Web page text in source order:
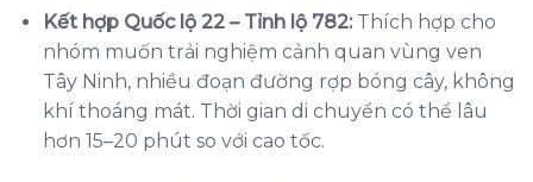
Kết hợp Quốc lộ 22 – Tỉnh lộ 782:Thích hợp cho
nhóm muốn trải nghiệm cảnh quan vùng ven
Tây Ninh, nhiều đoạn đường rợp bóng cây, không
khí thoáng mát. Thời gian di chuyển có thể lâu
hơn 15–20 phút so với cao tốc.